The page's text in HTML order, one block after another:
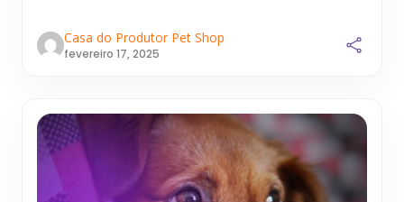
Casa do Produtor Pet Shop
fevereiro 17, 2025